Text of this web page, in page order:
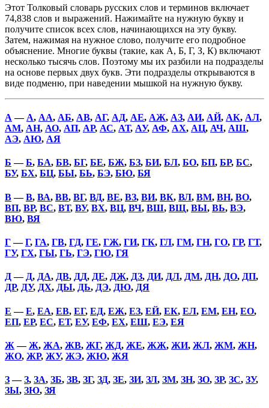
Этот Толковый словарь русских слов и терминов включает
74,838 слов и выражений. Нажимайте на нужную букву и
получите список всех слов, начинающихся на эту букву.
Затем, нажимая на нужное слово, получите его подробное
объяснение. Многие буквы (такие, как А, Б, Г, З, К) включают
несколько тысячь слов. Поэтому мы их разбили на подразделы
на основе первых двух букв. Эти подразделы открываются в
виде подменю, при наведении мышкой на нужную букву.
А — А, АА, АБ, АВ, АГ, АД, АЕ, АЖ, АЗ, АИ, АЙ, АК, АЛ,
АМ, АН, АО, АП, АР, АС, АТ, АУ, АФ, АХ, АЦ, АЧ, АШ,
АЭ, АЮ, АЯ
Б —Б, БА, БВ, БГ, БЕ, БЖ, БЗ, БИ, БЛ, БО, БП, БР, БС,
БУ, БХ, БЦ, БЫ, БЬ, БЭ, БЮ, БЯ
В—В, ВА, ВВ, ВГ, ВД, ВЕ, ВЗ, ВИ, ВК, ВЛ, ВМ, ВН, ВО,
ВП, ВР, ВС, ВТ, ВУ, ВХ, ВЦ, ВЧ, ВШ, ВЩ, ВЫ, ВЬ, ВЭ,
ВЮ, ВЯ
Г—Г, ГА, ГВ, ГД, ГЕ, ГЖ, ГИ, ГК, ГЛ, ГМ, ГН, ГО, ГР, ГТ,
ГУ, ГХ, ГЫ, ГЬ, ГЭ, ГЮ, ГЯ
Д— Д, ДА, ДВ, ДД, ДЕ, ДЖ, ДЗ, ДИ, ДЛ, ДМ, ДН, ДО, ДП,
ДР, ДУ, ДХ, ДЫ, ДЬ, ДЭ, ДЮ, ДЯ
Е —Е, ЕА, ЕВ, ЕГ, ЕД, ЕЖ, ЕЗ, ЕЙ, ЕК, ЕЛ, ЕМ, ЕН, ЕО,
ЕП, ЕР, ЕС, ЕТ, ЕУ, ЕФ, ЕХ, ЕШ, ЕЭ, ЕЯ
Ж —Ж, ЖА, ЖВ, ЖГ, ЖД, ЖЕ, ЖЖ, ЖИ, ЖЛ, ЖМ, ЖН,
ЖО, ЖР, ЖУ, ЖЭ, ЖЮ, ЖЯ
З—З, ЗА, ЗБ, ЗВ, ЗГ, ЗД, ЗЕ, ЗИ, ЗЛ, ЗМ, ЗН, ЗО, ЗР, ЗС, ЗУ,
ЗЫ, ЗЮ, ЗЯ